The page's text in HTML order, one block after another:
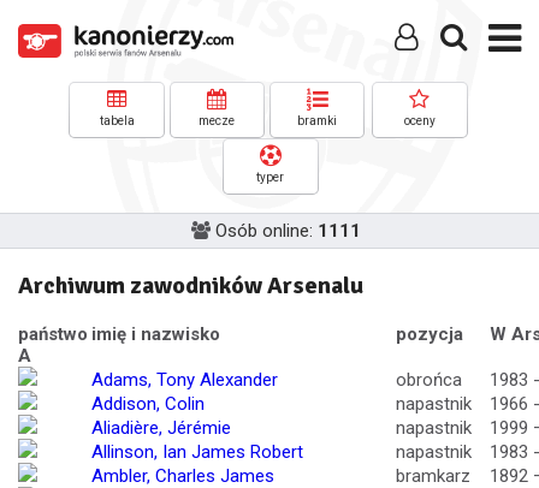
tabela mecze bramki oceny
typer
Osób online: 1111
Archiwum zawodników Arsenalu
państwo imię i nazwisko pozycja
W
A
Adams, Tony Alexander
obrońca
1983
Addison, Colin
napastnik
1966
Aliadière, Jérémie
napastnik
1999
Allinson, Ian James Robert
napastnik
1983
Ambler, Charles James
bramkarz
1892